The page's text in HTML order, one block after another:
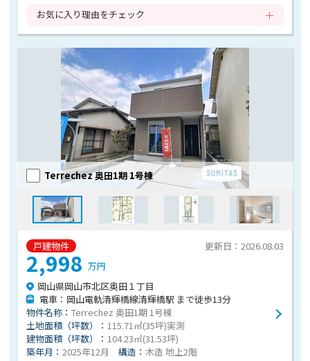
お気に入り理由をチェック
戸建物件
Terrechez 奥田1期 1号棟
更新日：2026.08.03
2,998万円
岡山県岡山市北区奥田１丁目
電車：岡山電軌清輝橋線清輝橋駅 まで徒歩13分
物件名称：Terrechez 奥田1期 1号棟
土地面積（坪数）：115.71㎡(35坪)実測
建物面積（坪数）：104.23㎡(31.53坪)
築年月：2025年12月 構造：木造 地上2階